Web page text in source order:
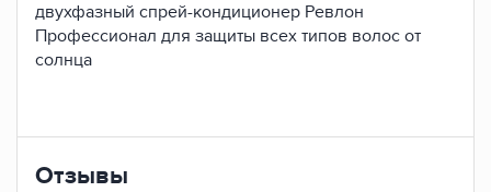
двухфазный спрей-кондиционер Ревлон
Профессионал для защиты всех типов волос от
солнца
Отзывы